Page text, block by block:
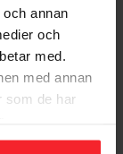
annan
och
med.
med annan
som de har